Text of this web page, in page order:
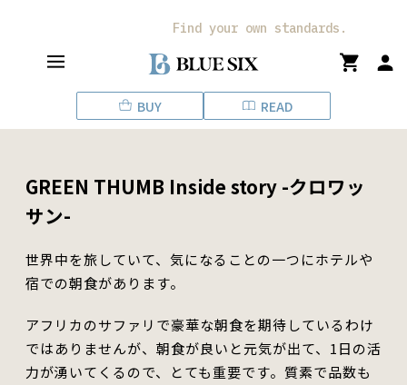
コ
Find your own standards.
BUY READ
GREEN THUMB Inside story -クロワッ
サン-
世界中を旅していて、気になる ことの一つにホテルや
宿での朝食があります。
アフリカのサファリで豪華な朝食を期待しているわけ
ではありませんが、朝食が良いと元気が出て、1日の活
力が湧いて く るので、とても重要です。質素で品数も